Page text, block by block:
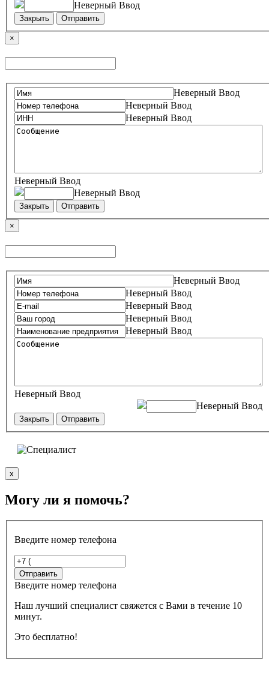
Неверный Ввод
Закрыть Отправить
×
Неверный Ввод
Неверный Ввод
Неверный Ввод
Неверный Ввод
Неверный Ввод
Закрыть Отправить
×
Неверный Ввод
Неверный Ввод
Неверный Ввод
Неверный Ввод
Неверный Ввод
Неверный Ввод
Неверный Ввод
Закрыть Отправить
x
Могу ли я помочь?
Введите номер телефона
Введите номер телефона
Наш лучший специалист свяжется с Вами в течение 10
минут.
Это бесплатно!